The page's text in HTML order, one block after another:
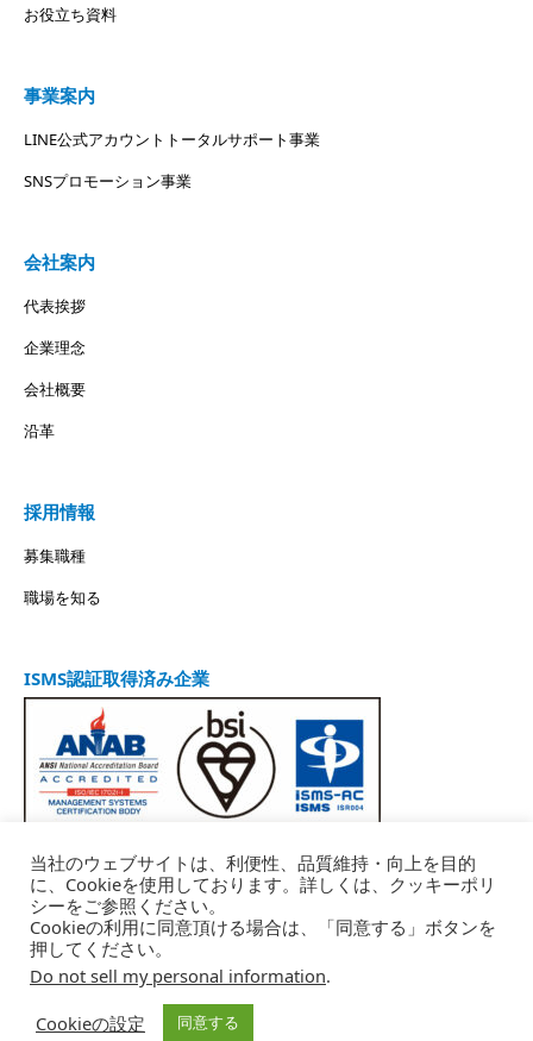
お役立ち資料
事業案内
LINE公式アカウントトータルサポート事業
SNSプロモーション事業
会社案内
代表挨拶
企業理念
会社概要
沿革
採用情報
募集職種
職場を知る
ISMS認証取得済み企業
データポリシー
広告の品質確保
コンプライアンス等の相談
お問い合わせ
当社のウェブサイトは、利便性、品質維持・向上を目的
に、Cookieを使用しております。詳しくは、クッキーポリ
シーをご参照ください。
Cookieの利用に同意頂ける場合は、「同意する」ボタンを
押してください。
Do not sell my personal information.
Cookieの設定
同意する